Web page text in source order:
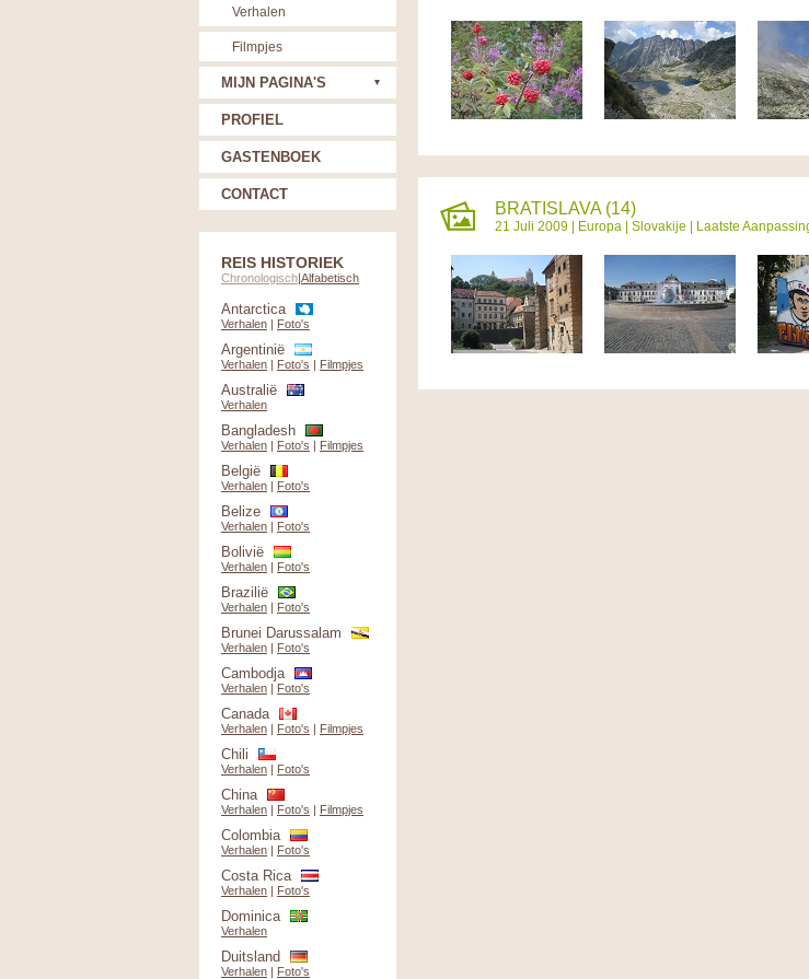
BRATISLAVA (14)
21 Juli 2009 | Europa | Slovakije | Laatste
Verhalen
Filmpjes
MIJN PAGINA'S
PROFIEL
GASTENBOEK
CONTACT
REIS HISTORIEK
Chronologisch|Alfabetisch
Antarctica
Verhalen | Foto's
Argentinië
Verhalen | Foto's | Filmpjes
Australië
Verhalen
Bangladesh
Verhalen | Foto's | Filmpjes
België
Verhalen | Foto's
Belize
Verhalen | Foto's
Bolivië
Verhalen | Foto's
Brazilië
Verhalen | Foto's
Brunei Darussalam
Verhalen | Foto's
Cambodja
Verhalen | Foto's
Canada
Verhalen | Foto's | Filmpjes
Chili
Verhalen | Foto's
China
Verhalen | Foto's | Filmpjes
Colombia
Verhalen | Foto's
Costa Rica
Verhalen | Foto's
Dominica
Verhalen
Duitsland
Verhalen | Foto's